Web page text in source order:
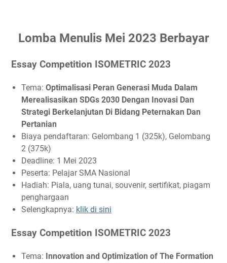
Lomba Menulis Mei 2023 Berbayar
Essay Competition ISOMETRIC 2023
Tema: Optimalisasi Peran Generasi Muda Dalam
Merealisasikan SDGs 2030 Dengan Inovasi Dan
Strategi Berkelanjutan Di Bidang Peternakan Dan
Pertanian
Biaya pendaftaran: Gelombang 1 (325k), Gelombang
2 (375k)
Deadline: 1 Mei 2023
Peserta: Pelajar SMA Nasional
Hadiah: Piala, uang tunai, souvenir, sertifikat, piagam
penghargaan
Selengkapnya: klik di sini
Essay Competition ISOMETRIC 2023
Tema: Innovation and Optimization of The Formation